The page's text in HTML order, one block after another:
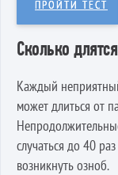
ПРОЙТИ ТЕСТ
Сколько
Каждый
может длиться от
случаться до 40
возникнуть озноб.